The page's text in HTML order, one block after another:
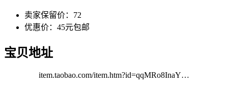
卖家保留价：72
优惠价：45元包邮
宝贝地址
item.taobao.com/item.htm?id=qqMRo8InaY…